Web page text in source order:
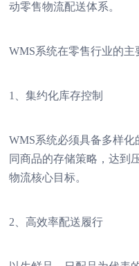
动零售物流配送体系。
WMS系统在零售行业的主
1、集约化库存控制
WMS系统必须具备多样
同商品的存储策略，达到
物流核心目标。
2、高效率配送履行